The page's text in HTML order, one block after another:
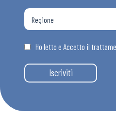
Ho letto e Accetto il
Iscriviti